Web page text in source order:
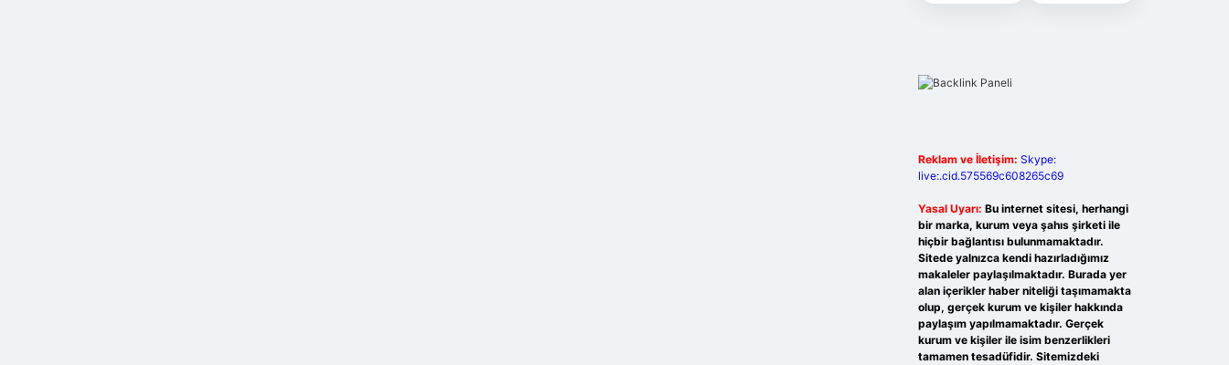
Reklam ve İletişim: Skype:
live:.cid.575569c608265c69
Yasal Uyarı: Bu internet sitesi, herhangi
bir marka, kurum veya şahıs şirketi ile
hiçbir bağlantısı bulunmamaktadır.
Sitede yalnızca kendi hazırladığımız
makaleler paylaşılmaktadır. Burada yer
alan içerikler haber niteliği taşımamakta
olup, gerçek kurum ve kişiler hakkında
paylaşım yapılmamaktadır. Gerçek
kurum ve kişiler ile isim benzerlikleri
tamamen tesadüfidir. Sitemizdeki